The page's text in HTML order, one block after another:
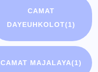
CAMAT
DAYEUHKOLOT(1)
CAMAT MAJALAYA(1)